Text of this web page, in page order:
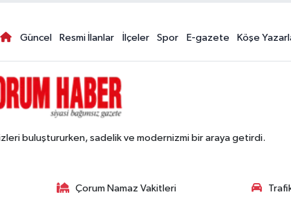
Güncel Resmi İlanlar İlçeler Spor E-gazete Köşe
buluştururken, sadelik ve modernizmi bir araya getirdi.
Çorum Namaz Vakitleri